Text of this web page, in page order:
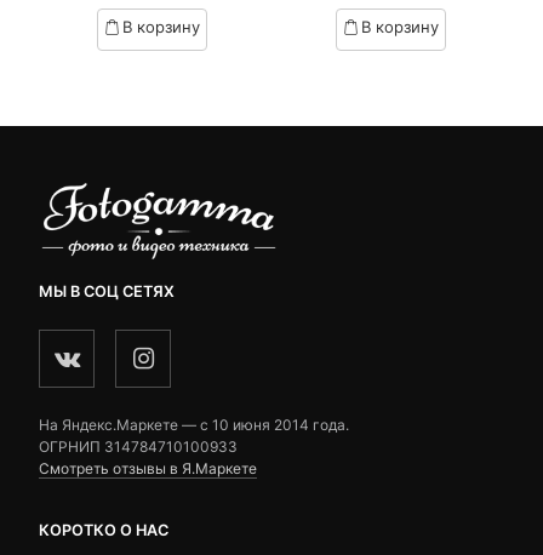
based
onВ корзину
based
onВ корзину
МЫ В СОЦ СЕТЯХ
На Яндекс.Маркете — c 10 июня 2014 года.
ОГРНИП 314784710100933
Смотреть отзывы в Я.Маркете
КОРОТКО О НАС